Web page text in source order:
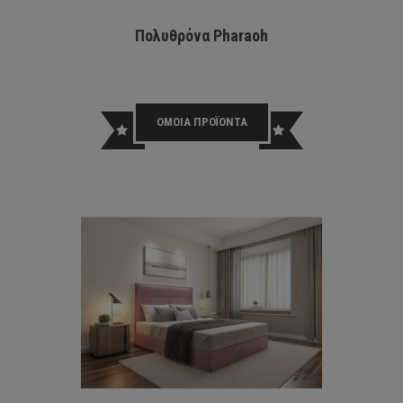
Πολυθρόνα Pharaoh
ΟΜΟΙΑ ΠΡΟΪΟΝΤΑ